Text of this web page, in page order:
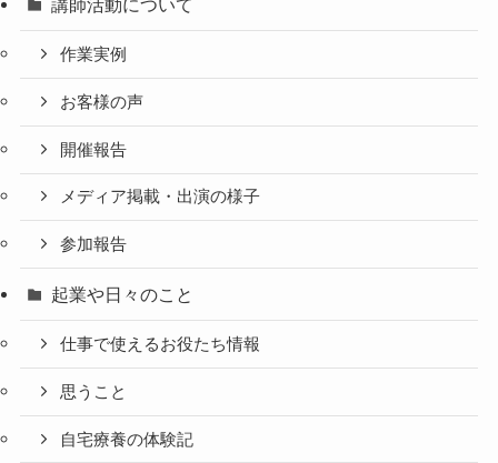
講師活動について
作業実例
お客様の声
開催報告
メディア掲載・出演の様子
参加報告
起業や日々のこと
仕事で使えるお役たち情報
思うこと
自宅療養の体験記